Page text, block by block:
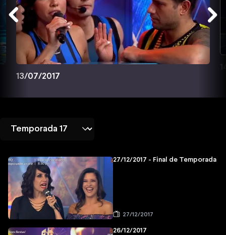
13/07/2017
27/12/2017 - Final de Temporada
27/12/2017
26/12/2017